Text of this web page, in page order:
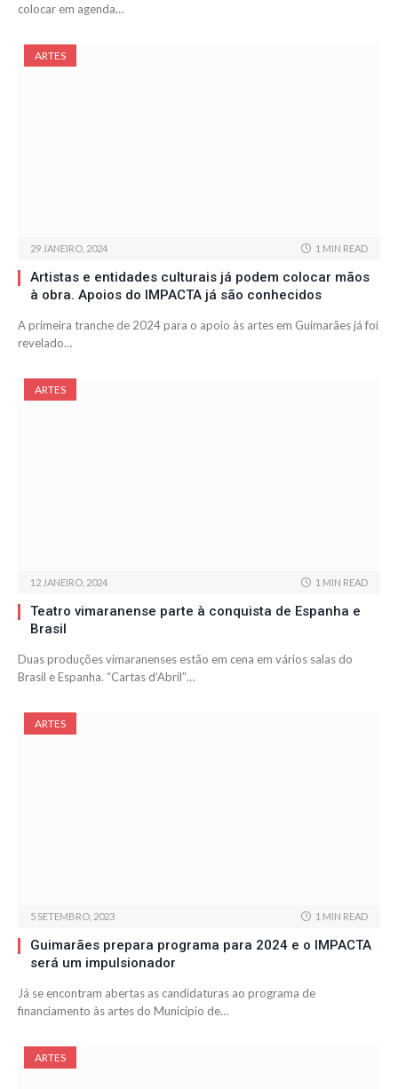
colocar em agenda…
ARTES
29 JANEIRO, 2024 1 MIN READ
Artistas e entidades culturais já podem colocar mãos
à obra. Apoios do IMPACTA já são conhecidos
A primeira tranche de 2024 para o apoio às artes em Guimarães já foi
revelado…
ARTES
12 JANEIRO, 2024 1 MIN READ
Teatro vimaranense parte à conquista de Espanha e
Brasil
Duas produções vimaranenses estão em cena em vários salas do
Brasil e Espanha. “Cartas d’Abril”…
ARTES
5 SETEMBRO, 2023 1 MIN READ
Guimarães prepara programa para 2024 e o IMPACTA
será um impulsionador
Já se encontram abertas as candidaturas ao programa de
financiamento às artes do Município de…
ARTES